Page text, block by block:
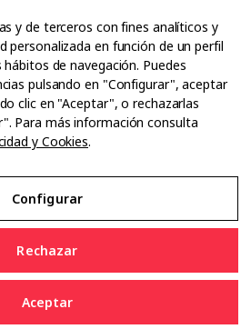
y de terceros con fines analíticos y
personalizada en función de un perfil
de navegación. Puedes
pulsando en "Configurar", aceptar
clic en "Aceptar", o rechazarlas
Para más información consulta
y Cookies.
Configurar
Rechazar
Aceptar
Aviso Legal
Privacidad y Cookies
Configurar